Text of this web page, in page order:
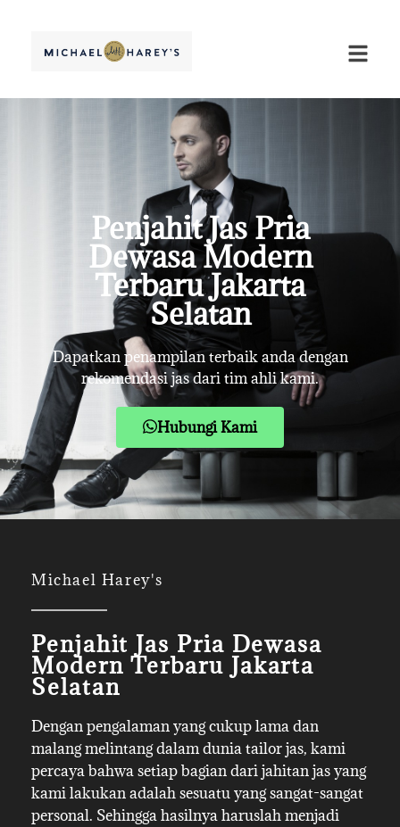
Penjahit Jas Pria
Dewasa Modern
Terbaru Jakarta
Selatan
Dapatkan penampilan terbaik anda dengan
rekomendasi jas dari tim ahli kami.
Hubungi Kami
Michael Harey's
Penjahit Jas Pria Dewasa
Modern Terbaru Jakarta
Selatan
Dengan pengalaman yang cukup lama dan
malang melintang dalam dunia tailor jas, kami
percaya bahwa setiap bagian dari jahitan jas yang
kami lakukan adalah sesuatu yang sangat-sangat
personal. Sehingga hasilnya haruslah menjadi